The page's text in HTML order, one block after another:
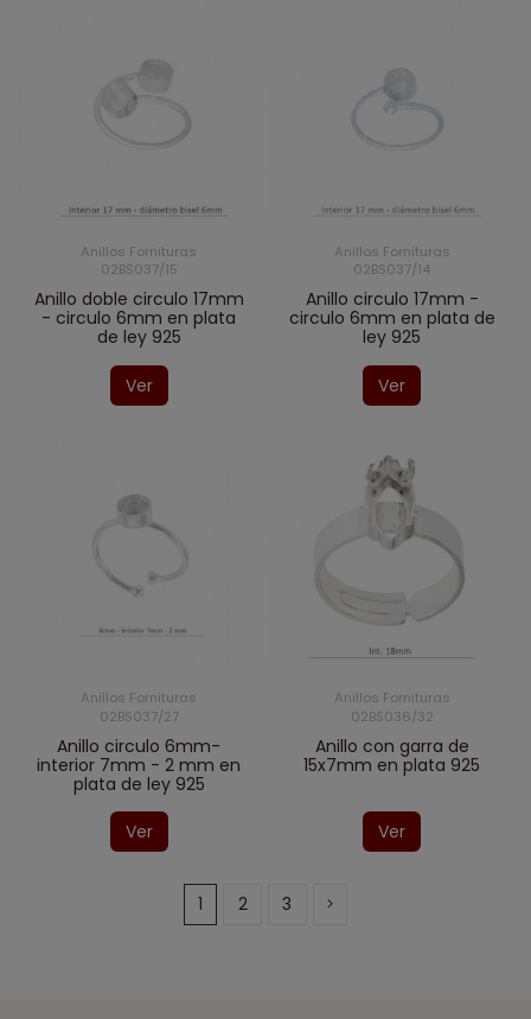
Anillos Fornituras
02BS037/15
Anillo doble circulo 17mm
- circulo 6mm en plata
de ley 925
Ver
Anillos Fornituras
02BS037/14
Anillo circulo 17mm -
circulo 6mm en plata de
ley 925
Ver
Anillos Fornituras
02BS037/27
Anillo circulo 6mm-
interior 7mm - 2 mm en
plata de ley 925
Ver
Anillos Fornituras
02BS036/32
Anillo con garra de
15x7mm en plata 925
Ver
1 2 3